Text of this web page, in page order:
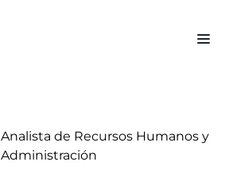
Analista de Recursos Humanos y
Administración